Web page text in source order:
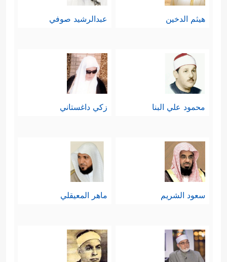
هيثم الدخين عبدالرشيد صوفي
محمود علي البنا زكي داغستاني
سعود الشريم ماهر المعيقلي